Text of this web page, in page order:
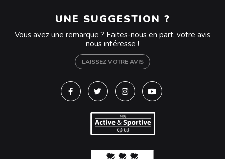
UNE SUGGESTION ?
Vous avez une remarque ? Faites-nous en part, votre avis
nous intéresse !
LAISSEZ VOTRE AVIS
Lien vers le compte Facebook
Lien vers le compte Twitter
Lien vers le compte
Lien vers la chaîne